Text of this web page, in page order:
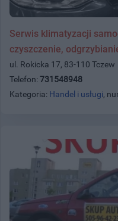
Serwis klimatyzacji
czyszczenie,
ul. Rokicka 17, 83-110 Tczew
Telefon: 731548948
Kategoria: Handel i usługi,